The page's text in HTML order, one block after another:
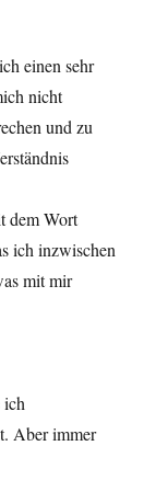
einen sehr
nicht
und zu
dem Wort
ich inzwischen
mit mir
ich
Aber immer